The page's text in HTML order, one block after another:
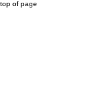
top of page